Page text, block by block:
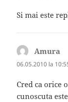
Si mai este
Amura
06.05.2010 la
Cred ca orice
cunoscuta